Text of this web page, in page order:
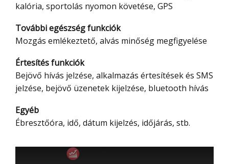
kalória, sportolás nyomon követése, GPS
További egészség funkciók
Mozgás emlékeztető, alvás minőség megfigyelése
Értesítés funkciók
Bejövő hívás jelzése, alkalmazás értesítések és SMS
jelzése, bejövő üzenetek kijelzése, bluetooth hívás
Egyéb
Ébresztőóra, idő, dátum kijelzés, időjárás, stb.